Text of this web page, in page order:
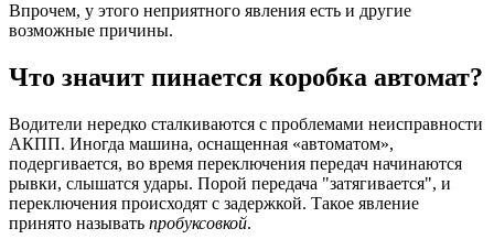
Впрочем, у этого неприятного явления есть и другие
возможные причины.
Что значит пинается коробка автомат?
Водители нередко сталкиваются с проблемами неисправности
АКПП. Иногда машина, оснащенная «автоматом»,
подергивается, во время переключения передач начинаются
рывки, слышатся удары. Порой передача "затягивается", и
переключения происходят с задержкой. Такое явление
принято называть пробуксовкой.